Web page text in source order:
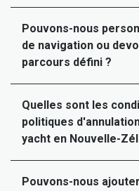
Pouvons-nous
de navigation ou
parcours défini ?
Quelles sont les
politiques
yacht en Nouvelle-
Pouvons-nous